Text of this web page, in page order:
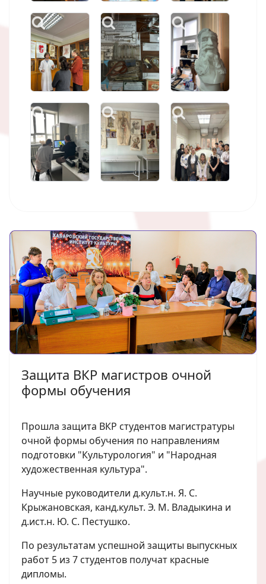
Защита ВКР магистров очной
формы обучения
Прошла защита ВКР студентов магистратуры
очной формы обучения по направлениям
подготовки "Культурология" и "Народная
художественная культура".
Научные руководители д.культ.н. Я. С.
Крыжановская, канд.культ. Э. М. Владыкина и
д.ист.н. Ю. С. Пестушко.
По результатам успешной защиты выпускных
работ 5 из 7 студентов получат красные
дипломы.